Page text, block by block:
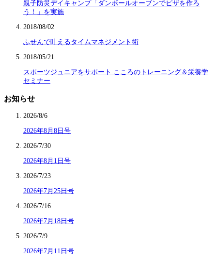
親子防災デイキャンプ「ダンボールオーブンでピザを作ろ
う！」を実施
2018/08/02
ふせんで叶えるタイムマネジメント術
2018/05/21
スポーツジュニアをサポート こころのトレーニング＆栄養学
セミナー
お知らせ
2026/8/6
2026年8月8日号
2026/7/30
2026年8月1日号
2026/7/23
2026年7月25日号
2026/7/16
2026年7月18日号
2026/7/9
2026年7月11日号